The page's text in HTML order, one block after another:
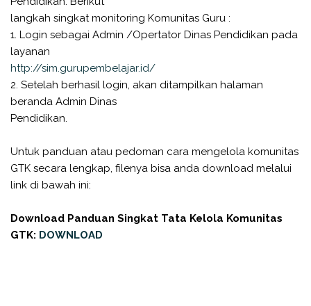
langkah singkat monitoring Komunitas Guru :
1. Login sebagai Admin /Opertator Dinas Pendidikan pada
layanan
http://sim.gurupembelajar.id/
2. Setelah berhasil login, akan ditampilkan halaman
beranda Admin Dinas
Pendidikan.
Untuk panduan atau pedoman cara mengelola komunitas
GTK secara lengkap, filenya bisa anda download melalui
link di bawah ini:
Download Panduan Singkat Tata Kelola Komunitas
GTK: DOWNLOAD